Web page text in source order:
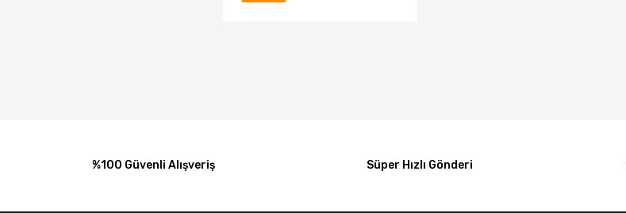
%100 Güvenli Alışveriş Süper Hızlı Gönderi